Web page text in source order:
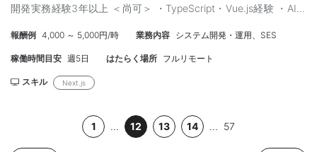
開発実務経験3年以上 ＜尚可＞ ・TypeScript・Vue.js経験 ・AI駆
の開発・運用経験
報酬例 4,000 ～ 5,000円/時 業務内容 システム開発・運用、SES
稼働時間目安 週5日 はたらく場所 フルリモート
スキル Next.js
1 ... 12 13 14 ... 57